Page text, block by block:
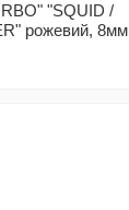
"SQUID /
рожевий, 8мм